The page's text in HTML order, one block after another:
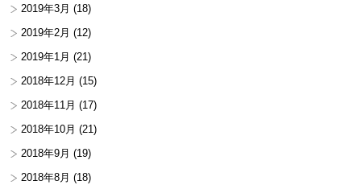
2019年3月 (18)
2019年2月 (12)
2019年1月 (21)
2018年12月 (15)
2018年11月 (17)
2018年10月 (21)
2018年9月 (19)
2018年8月 (18)